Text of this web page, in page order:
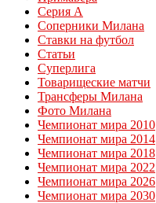
Серия А
Соперники Милана
Ставки на футбол
Статьи
Суперлига
Товарищеские матчи
Трансферы Милана
Фото Милана
Чемпионат мира 2010
Чемпионат мира 2014
Чемпионат мира 2018
Чемпионат мира 2022
Чемпионат мира 2026
Чемпионат мира 2030